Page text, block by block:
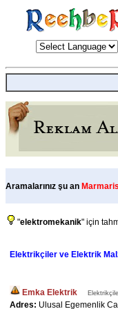
Aramalarınız şu an Marmaris
"elektromekanik" için
Elektrikçiler ve Elektrik
Emka Elektrik
Adres: Ulusal Egemenlik